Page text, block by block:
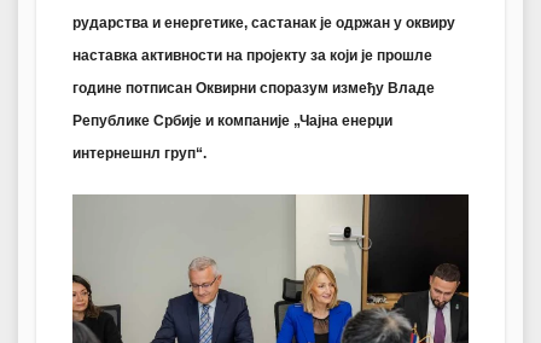
рударства и енергетике, састанак је одржан у оквиру
наставка активности на пројекту за који је прошле
године потписан Оквирни споразум између Владе
Републике Србије и компаније „Чајна енерџи
интернешнл груп“.